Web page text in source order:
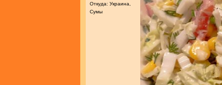
Откуда: Украина,
Сумы